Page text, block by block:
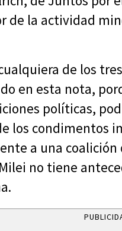
de la actividad
de los
en esta nota,
políticas,
los condimentos
a una
no tiene